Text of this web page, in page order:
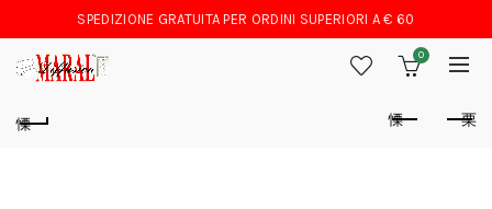
SPEDIZIONE GRATUITA PER ORDINI SUPERIORI A € 60
0